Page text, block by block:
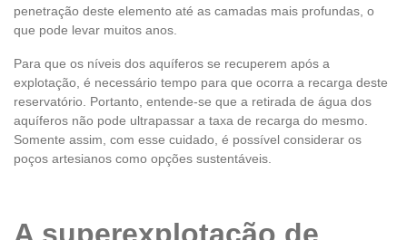
penetração deste elemento até as camadas mais profundas, o
que pode levar muitos anos.
Para que os níveis dos aquíferos se recuperem após a
explotação, é necessário tempo para que ocorra a recarga deste
reservatório. Portanto, entende-se que a retirada de água dos
aquíferos não pode ultrapassar a taxa de recarga do mesmo.
Somente assim, com esse cuidado, é possível considerar os
poços artesianos como opções sustentáveis.
A superexplotação de